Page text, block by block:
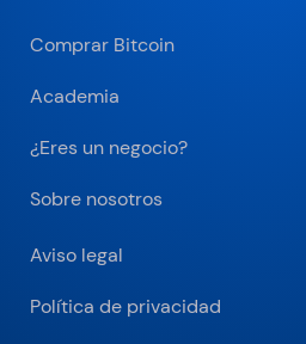
Comprar Bitcoin
Academia
¿Eres un negocio?
Sobre nosotros
Aviso legal
Política de privacidad